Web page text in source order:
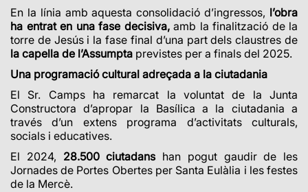
En la línia amb aquesta consolidació d’ingressos, l’obra
ha entrat en una fase decisiva,amb la finalització de la
torre de Jesús i la fase final d’una part dels claustres de
la capella de l’Assumpta previstes per a finals del 2025.
Una programació cultural adreçada a la ciutadania
El Sr. Camps ha remarcat la voluntat de la Junta
Constructora d’apropar la Basílica a la ciutadania a
través d’un extens programa d’activitats culturals,
socials i educatives.
El 2024, 28.500 ciutadanshan pogut gaudir de les
Jornades de Portes Obertes per Santa Eulàlia i les festes
de la Mercè.